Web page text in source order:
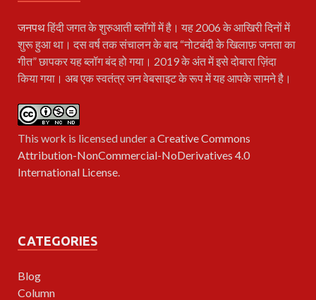
जनपथहिंदी जगत के शुरुआती ब्लॉगों में है। यह 2006 के आखिरी दिनों में
शुरू हुआ था। दस वर्ष तक संचालन के बाद “नोटबंदी के खिलाफ़ जनता का
गीत” छापकर यह ब्लॉग बंद हो गया। 2019 के अंत में इसे दोबारा ज़िंदा
किया गया। अब एक स्वतंत्र जन वेबसाइट के रूप में यह आपके सामने है।
This work is licensed under aCreative Commons
Attribution-NonCommercial-NoDerivatives 4.0
International License.
CATEGORIES
Blog
Column